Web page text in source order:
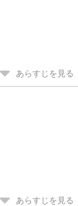
あらすじを見る
あらすじを見る